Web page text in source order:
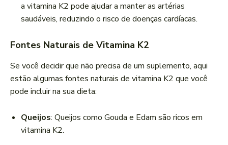
a vitamina K2 pode ajudar a manter as artérias
saudáveis, reduzindo o risco de doenças cardíacas.
Fontes Naturais de Vitamina K2
Se você decidir que não precisa de um suplemento, aqui
estão algumas fontes naturais de vitamina K2 que você
pode incluir na sua dieta:
Queijos: Queijos como Gouda e Edam são ricos em
vitamina K2.